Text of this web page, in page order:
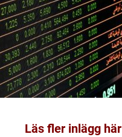
Läs fler inlägg här